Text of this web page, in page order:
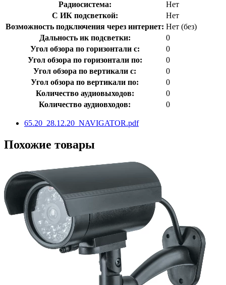
Радиосистема:
Нет
С ИК подсветкой:
Нет
Возможность подключения через интернет: Нет (без)
Дальность ик подсветки:
0
Угол обзора по горизонтали с:
0
Угол обзора по горизонтали по:
0
Угол обзора по вертикали с:
0
Угол обзора по вертикали по:
0
Количество аудиовыходов:
0
Количество аудиовходов:
0
65.20_28.12.20_NAVIGATOR.pdf
Похожие товары